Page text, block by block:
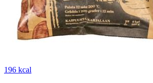
196 kcal